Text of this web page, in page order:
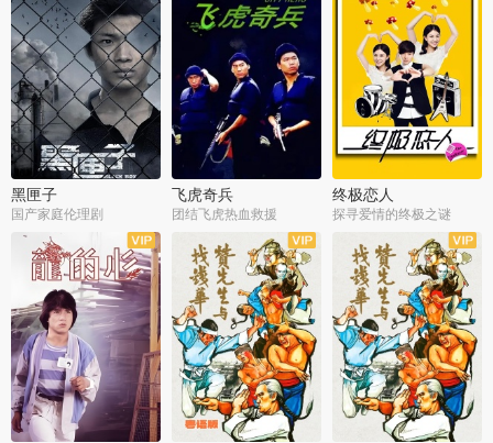
黑匣子
国产家庭伦理剧
飞虎奇兵
团结飞虎热血救援
终极恋人
探寻爱情的终极之谜